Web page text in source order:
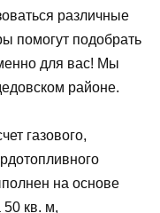
различные
помогут подобрать
для вас! Мы
районе.
газового,
на основе
кв. м,